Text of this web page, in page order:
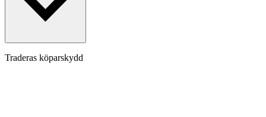
Traderas köparskydd